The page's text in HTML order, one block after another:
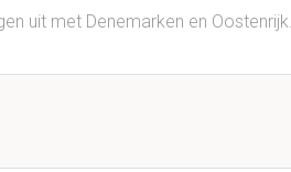
uit met Denemarken en Oostenrijk.